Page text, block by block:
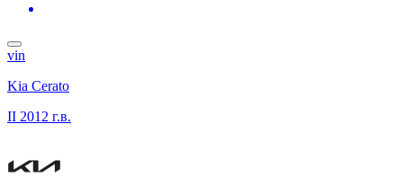
vin
Kia Cerato
II 2012 г.в.